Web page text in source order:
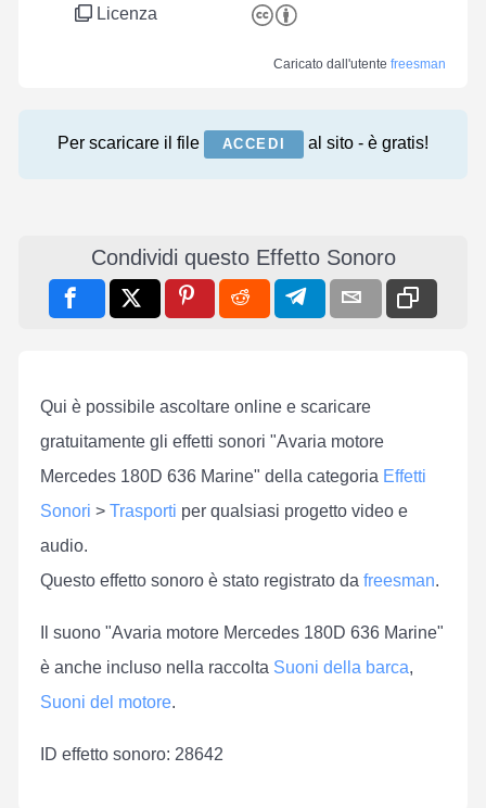
Licenza
Caricato dall'utente freesman
Per scaricare il file ACCEDI al sito - è gratis!
Condividi questo Effetto Sonoro
Qui è possibile ascoltare online e scaricare
gratuitamente gli effetti sonori "Avaria motore
Mercedes 180D 636 Marine" della categoria Effetti
Sonori > Trasporti per qualsiasi progetto video e
audio.
Questo effetto sonoro è stato registrato da freesman.
Il suono "Avaria motore Mercedes 180D 636 Marine"
è anche incluso nella raccolta Suoni della barca,
Suoni del motore.
ID effetto sonoro: 28642